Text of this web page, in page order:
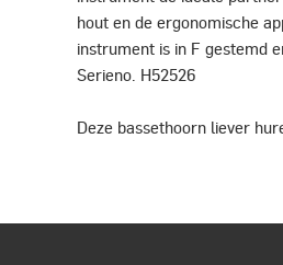
hout en de ergonomische
instrument is in F gestemd
Serieno. H52526
Deze bassethoorn liever